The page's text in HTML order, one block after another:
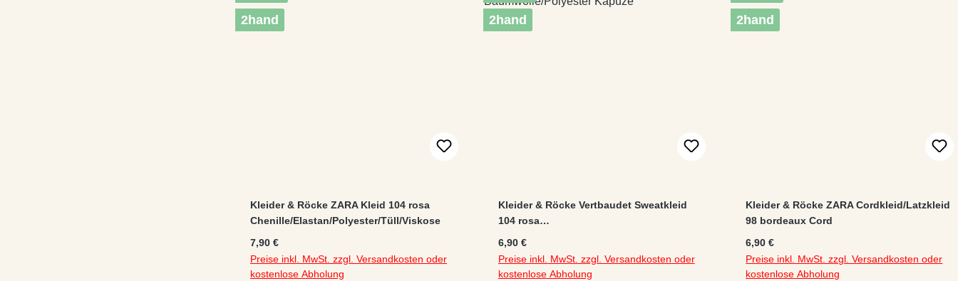
2hand
Kleider & Röcke ZARA Kleid 104 rosa
Chenille/Elastan/Polyester/Tüll/Viskose
Regulärer Preis:
7,90 €
Preise inkl. MwSt. zzgl. Versandkosten oder
kostenlose Abholung
2hand
Kleider & Röcke Vertbaudet Sweatkleid
104 rosa
Regulärer Preis:
6,90 €
Preise inkl. MwSt. zzgl. Versandkosten oder
kostenlose Abholung
2hand
Kleider & Röcke ZARA Cordkleid/Latzkleid
98 bordeaux Cord
Regulärer Preis:
6,90 €
Preise inkl. MwSt. zzgl. Versandkosten oder
kostenlose Abholung